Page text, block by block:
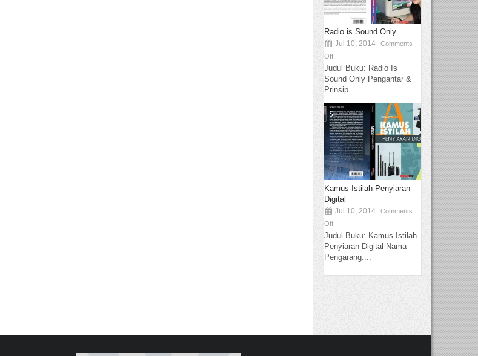
Radio is Sound Only
Jul 10, 2014
Comments
Off
Judul Buku: Radio Is
Sound Only Pengantar &
Prinsip...
Kamus Istilah Penyiaran
Digital
Jul 10, 2014
Comments
Off
Judul Buku: Kamus Istilah
Penyiaran Digital Nama
Pengarang:...